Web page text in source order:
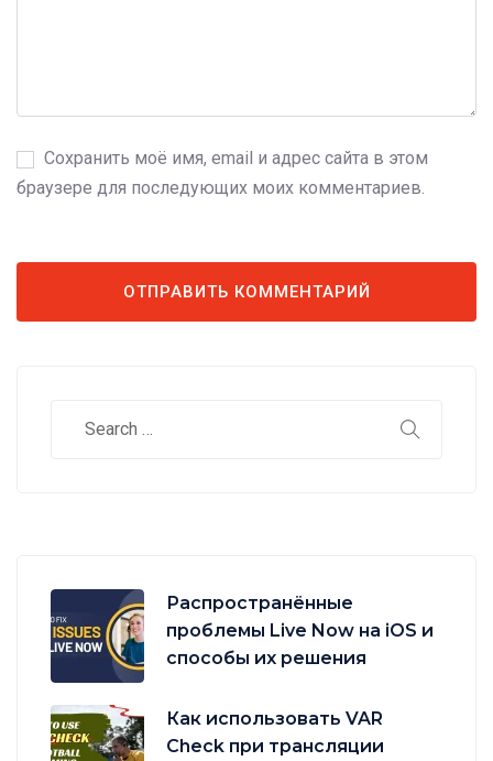
Сохранить моё имя, email и адрес сайта в этом
браузере для последующих моих комментариев.
Распространённые
проблемы Live Now на iOS и
способы их решения
Как использовать VAR
Check при трансляции